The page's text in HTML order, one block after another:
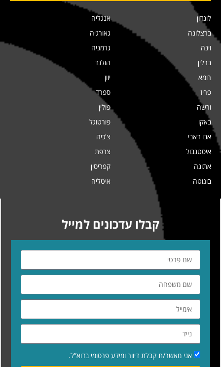
לונדון
ברצלונה
וינה
ברלין
רומא
פריז
ורשה
באקו
אבו דאבי
איסטנבול
אתונה
בוגוטה
אנגליה
גאורגיה
גרמניה
הולנד
יוון
ספרד
פולין
פורטוגל
צ'כיה
צרפת
קפריסין
איטליה
קבלו עדכונים למייל
אני מאשר/ת קבלת דיוור ומידע פרסומי בדוא”ל.